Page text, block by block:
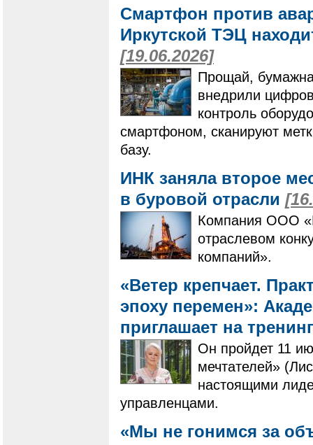
Смартфон против
Иркутской ТЭЦ
[19.06.2026]
Прощай,
внедрили
контроль
смартфоном, сканируют
базу.
ИНК заняла второе
в буровой отрасли
Компания ООО
отраслевом
компаний».
«Ветер крепчает.
эпоху перемен»:
приглашает на
Он пройдет 11
мечтателей»
настоящими
управленцами.
«Мы не гонимся за